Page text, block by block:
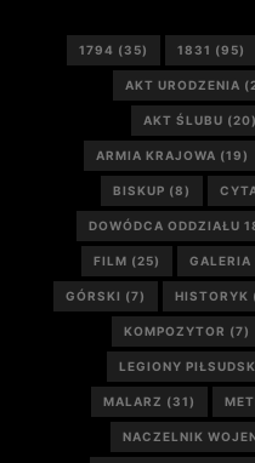
1794 (35) 1831 (95)
AKT URODZENIA
AKT ŚLUBU (20)
ARMIA KRAJOWA (19)
BISKUP (8)
DOWÓDCA ODDZIAŁU
FILM (25) GALERIA
GÓRSKI (7) HISTORYK
KOMPOZYTOR (7)
LEGIONY
MALARZ (31)
NACZELNIK